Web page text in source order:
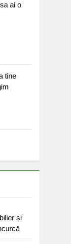
ai o
tine
și